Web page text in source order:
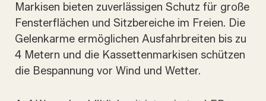
Markisen bieten zuverlässigen Schutz für große
Fensterflächen und Sitzbereiche im Freien. Die
Gelenkarme ermöglichen Ausfahrbreiten bis zu
4 Metern und die Kassettenmarkisen schützen
die Bespannung vor Wind und Wetter.